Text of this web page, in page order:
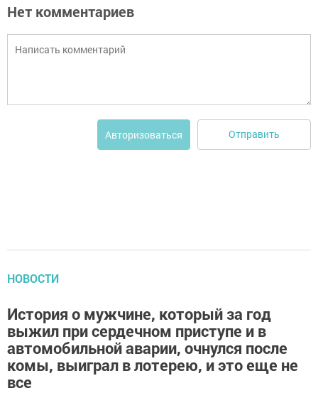
Нет комментариев
Авторизоваться Отправить
НОВОСТИ
История о мужчине, который за год
выжил при сердечном приступе и в
автомобильной аварии, очнулся после
комы, выиграл в лотерею, и это еще не
все